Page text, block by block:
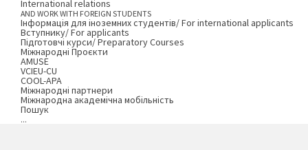
International relations
AND WORK WITH FOREIGN STUDENTS
Інформація для іноземних студентів/ For international applicants
Вступнику/ For applicants
Підготовчі курси/ Preparatory Courses
Міжнародні Проєкти
AMUSE
VCIEU-CU
COOL-APA
Міжнародні партнери
Міжнародна академічна мобільність
Пошук
...